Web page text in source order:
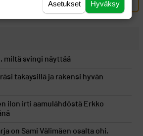
miltä svingi näyttää
takaysillä ja rakensi hyvän
ilon irti aamulähdöstä Erkko
on Sami Välimäen osalta ohi,
Hyväksy
Asetukset